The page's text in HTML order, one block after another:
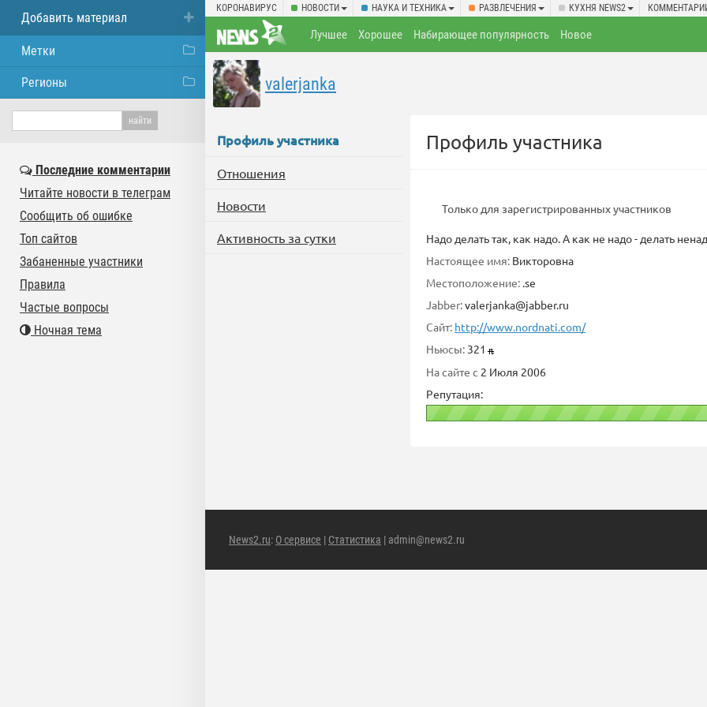
КОРОНАВИРУС НОВОСТИ НАУКА И ТЕХНИКА РАЗВЛЕЧЕНИЯ КУХНЯ NEWS2
Лучшее Хорошее Набирающее популярность Новое
valerjanka
Профиль участника
Отношения
Новости
Активность за сутки
Профиль участника
Только для зарегистрированных участников
Надо делать так, как надо. А как не надо - делать
Настоящее имя: Викторовна
Местоположение: .se
Jabber:valerjanka@jabber.ru
Сайт: http://www.nordnati.com/
Ньюсы: 321
На сайте с 2 Июля 2006
Репутация:
News2.ru: О сервисе | Статистика | admin@news2.ru
Добавить материал
Метки
Регионы
Последние комментарии
Читайте новости в телеграм
Сообщить об ошибке
Топ сайтов
Забаненные участники
Правила
Частые вопросы
Ночная тема